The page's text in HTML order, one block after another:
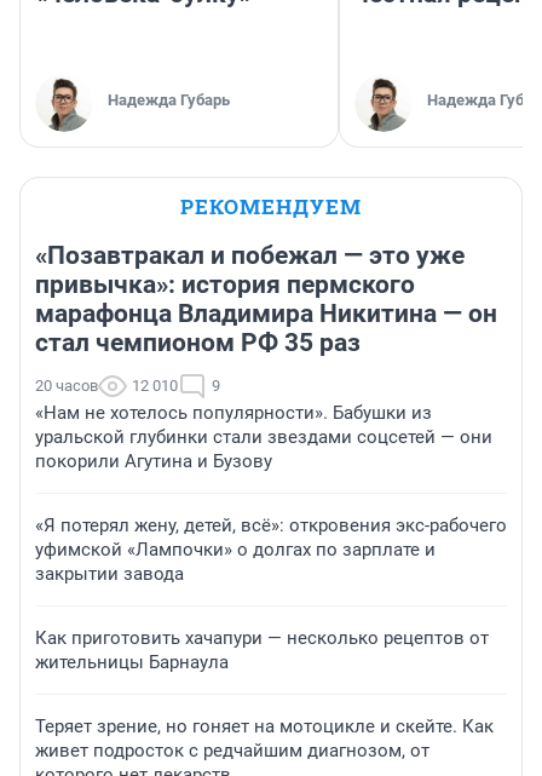
Надежда Губарь Надежда
РЕКОМЕНДУЕМ
«Позавтракал и побежал — это уже
привычка»: история пермского
марафонца Владимира Никитина — он
стал чемпионом РФ 35 раз
20 часов 12 010 9
«Нам не хотелось популярности». Бабушки из
уральской глубинки стали звездами соцсетей — они
покорили Агутина и Бузову
«Я потерял жену, детей, всё»: откровения экс-рабочего
уфимской «Лампочки» о долгах по зарплате и
закрытии завода
Как приготовить хачапури — несколько рецептов от
жительницы Барнаула
Теряет зрение, но гоняет на мотоцикле и скейте. Как
живет подросток с редчайшим диагнозом, от